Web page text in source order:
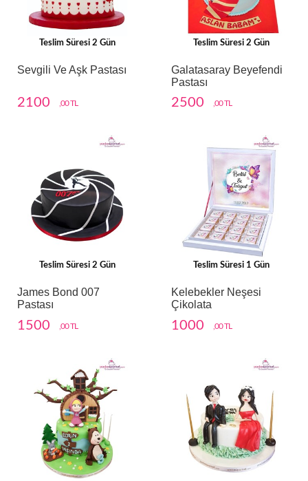
Teslim Süresi 2 Gün
Sevgili Ve Aşk Pastası
2100 ,00 TL
Teslim Süresi 2 Gün
Galatasaray Beyefendi
Pastası
2500 ,00 TL
Teslim Süresi 2 Gün
James Bond 007
Pastası
1500 ,00 TL
Teslim Süresi 1 Gün
Kelebekler Neşesi
Çikolata
1000 ,00 TL